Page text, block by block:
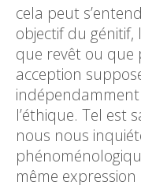
cela peut
objectif du génitif,
que revêt ou que
acception
l’éthique. Tel est
nous nous
même